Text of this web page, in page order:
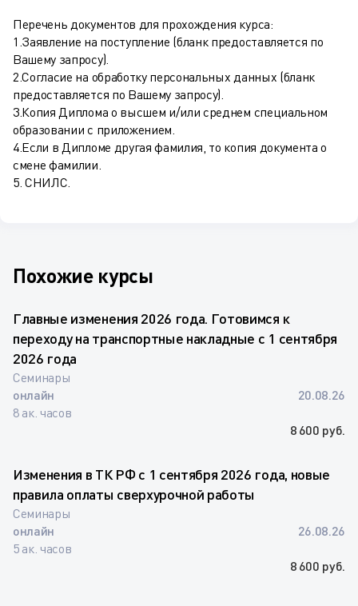
Перечень документов для прохождения курса:
1.Заявление на поступление (бланк предоставляется по
Вашему запросу).
2.Согласие на обработку персональных данных (бланк
предоставляется по Вашему запросу).
3.Копия Диплома о высшем и/или среднем специальном
образовании с приложением.
4.Если в Дипломе другая фамилия, то копия документа о
смене фамилии.
5. СНИЛС.
Похожие курсы
Главные изменения 2026 года. Готовимся к
переходу на транспортные накладные с 1 сентября
2026 года
Семинары
онлайн
8 ак. часов
20.08.26
8 600 руб.
Изменения в ТК РФ с 1 сентября 2026 года, новые
правила оплаты сверхурочной работы
Семинары
онлайн
5 ак. часов
26.08.26
8 600 руб.